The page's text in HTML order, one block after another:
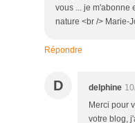
vous ... je m'abonne
nature <br /> Marie-
Répondre
D delphine
Merci pour
votre blog,